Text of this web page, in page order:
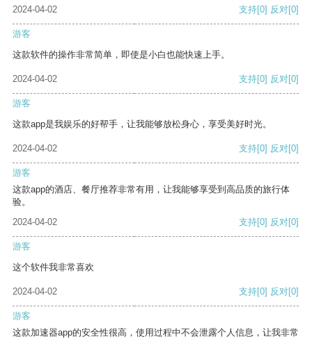
2024-04-02 支持[0] 反对[0]
游客
这款软件的操作非常简单，即使是小白也能快速上手。
2024-04-02 支持[0] 反对[0]
游客
这款app是我娱乐的好帮手，让我能够放松身心，享受美好时光。
2024-04-02 支持[0] 反对[0]
游客
这款app的酒店、餐厅推荐非常有用，让我能够享受到高品质的旅行体
验。
2024-04-02
支持[0] 反对[0]
游客
这个软件我非常喜欢
2024-04-02 支持[0] 反对[0]
游客
这款加速器app的安全性很高，使用过程中不会泄露个人信息，让我非常